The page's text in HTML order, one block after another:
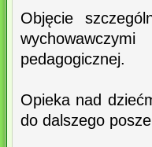
Objęcie
pedagogicznej.
Opieka nad
do dalszego